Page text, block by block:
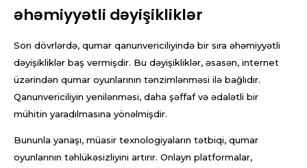
əhəmiyyətli dəyişikliklər
Son dövrlərdə, qumar qanunvericiliyində bir sıra əhəmiyyətli
dəyişikliklər baş vermişdir. Bu dəyişikliklər, əsasən, internet
üzərindən qumar oyunlarının tənzimlənməsi ilə bağlıdır.
Qanunvericiliyin yenilənməsi, daha şəffaf və ədalətli bir
mühitin yaradılmasına yönəlmişdir.
Bununla yanaşı, müasir texnologiyaların tətbiqi, qumar
oyunlarının təhlükəsizliyini artırır. Onlayn platformalar,